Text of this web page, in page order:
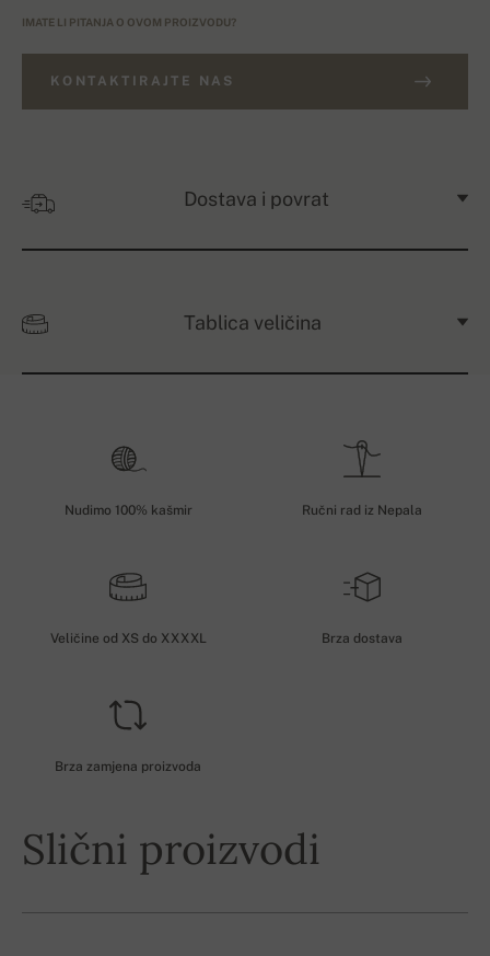
IMATE LI PITANJA O OVOM PROIZVODU?
KONTAKTIRAJTE NAS
Dostava i povrat
Tablica veličina
Nudimo 100% kašmir Ručni rad iz Nepala
Veličine od XS do XXXXL Brza dostava
Brza zamjena proizvoda
Slični proizvodi